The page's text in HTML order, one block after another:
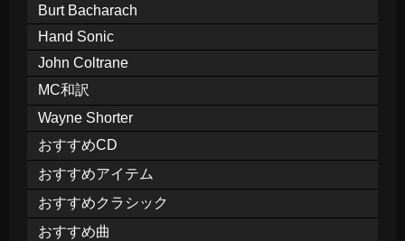
Burt Bacharach
Hand Sonic
John Coltrane
MC和訳
Wayne Shorter
おすすめCD
おすすめアイテム
おすすめクラシック
おすすめ曲